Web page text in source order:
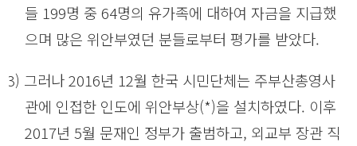
들 199명 중 64명의 유가족에 대하여 자금을 지급했
으며 많은 위안부였던 분들로부터 평가를 받았다.
(3) 그러나 2016년 12월 한국 시민단체는 주부산총영사
관에 인접한 인도에 위안부상(*)을 설치하였다. 이후
2017년 5월 문재인 정부가 출범하고, 외교부 장관 직